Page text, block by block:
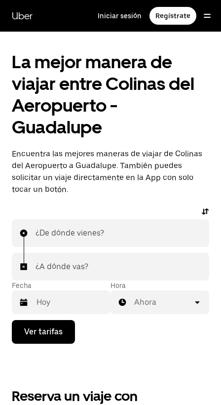
contenido
principal
Uber Iniciar sesión Regístrate
La mejor manera de
viajar entre Colinas del
Aeropuerto -
Guadalupe
Encuentra las mejores maneras de viajar de Colinas
del Aeropuerto a Guadalupe. También puedes
solicitar un viaje directamente en la App con solo
tocar un botón.
¿De dónde vienes?
¿A dónde vas?
Fecha
Presiona
flecha
el
Hora
Ahora
Ver tarifas
Reserva un viaje con